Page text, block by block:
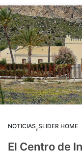
NOTICIAS,SLIDER HOME
El Centro de